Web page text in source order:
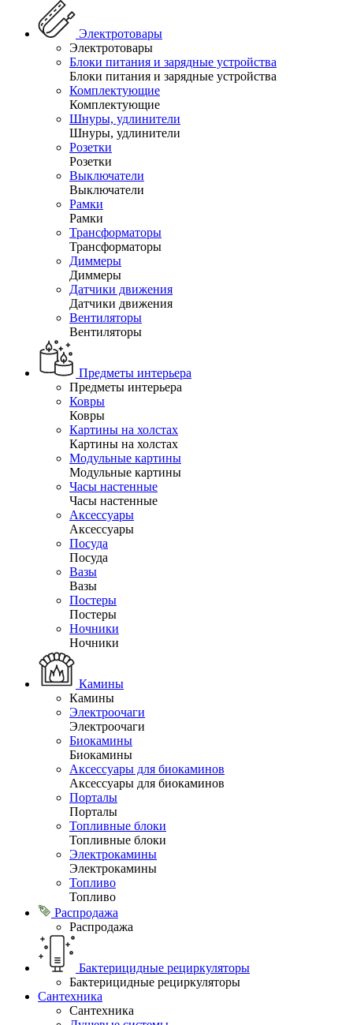
Электротовары
Электротовары
Блоки питания и зарядные устройства
Блоки питания и зарядные устройства
Комплектующие
Комплектующие
Шнуры, удлинители
Шнуры, удлинители
Розетки
Розетки
Выключатели
Выключатели
Рамки
Рамки
Трансформаторы
Трансформаторы
Диммеры
Диммеры
Датчики движения
Датчики движения
Вентиляторы
Вентиляторы
Предметы интерьера
Предметы интерьера
Ковры
Ковры
Картины на холстах
Картины на холстах
Модульные картины
Модульные картины
Часы настенные
Часы настенные
Аксессуары
Аксессуары
Посуда
Посуда
Вазы
Вазы
Постеры
Постеры
Ночники
Ночники
Камины
Камины
Электроочаги
Электроочаги
Биокамины
Биокамины
Аксессуары для биокаминов
Аксессуары для биокаминов
Порталы
Порталы
Топливные блоки
Топливные блоки
Электрокамины
Электрокамины
Топливо
Топливо
Распродажа
Распродажа
Бактерицидные рециркуляторы
Бактерицидные рециркуляторы
Сантехника
Сантехника